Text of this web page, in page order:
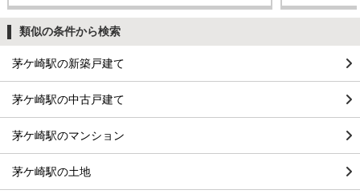
類似の条件から検索
茅ケ崎駅の新築戸建て
茅ケ崎駅の中古戸建て
茅ケ崎駅のマンション
茅ケ崎駅の土地